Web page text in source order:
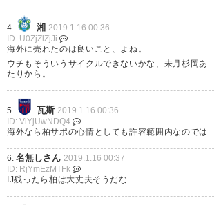
ルの末、海外移籍を勝ち取った
中山ゆーた。本当頼むからいい
成長してくれ。
— ゆきお (yukio_arsanfnal)
2019, 1月 14
中山雄太は海外か。IJも海外行く
かと思ったけど今発表無いって
4. 湘 2019.1.16 00:36
ID: U0ZjZlZjJi
海外に売れたのは良いこと、よね。
ウチもそういうサイクルできないかな、未月杉岡あ
たりから。
5. 瓦斯 2019.1.16 00:36
ID: VlYjUwNDQ4
海外なら柏サポの心情としても許容範囲内なのでは
6. 名無しさん 2019.1.16 00:37
ID: RjYmEzMTFk
IJ残ったら柏は大丈夫そうだな